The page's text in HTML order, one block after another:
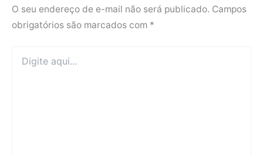
O seu endereço de e-mail não será publicado. Campos
obrigatórios são marcados com *
aqui...